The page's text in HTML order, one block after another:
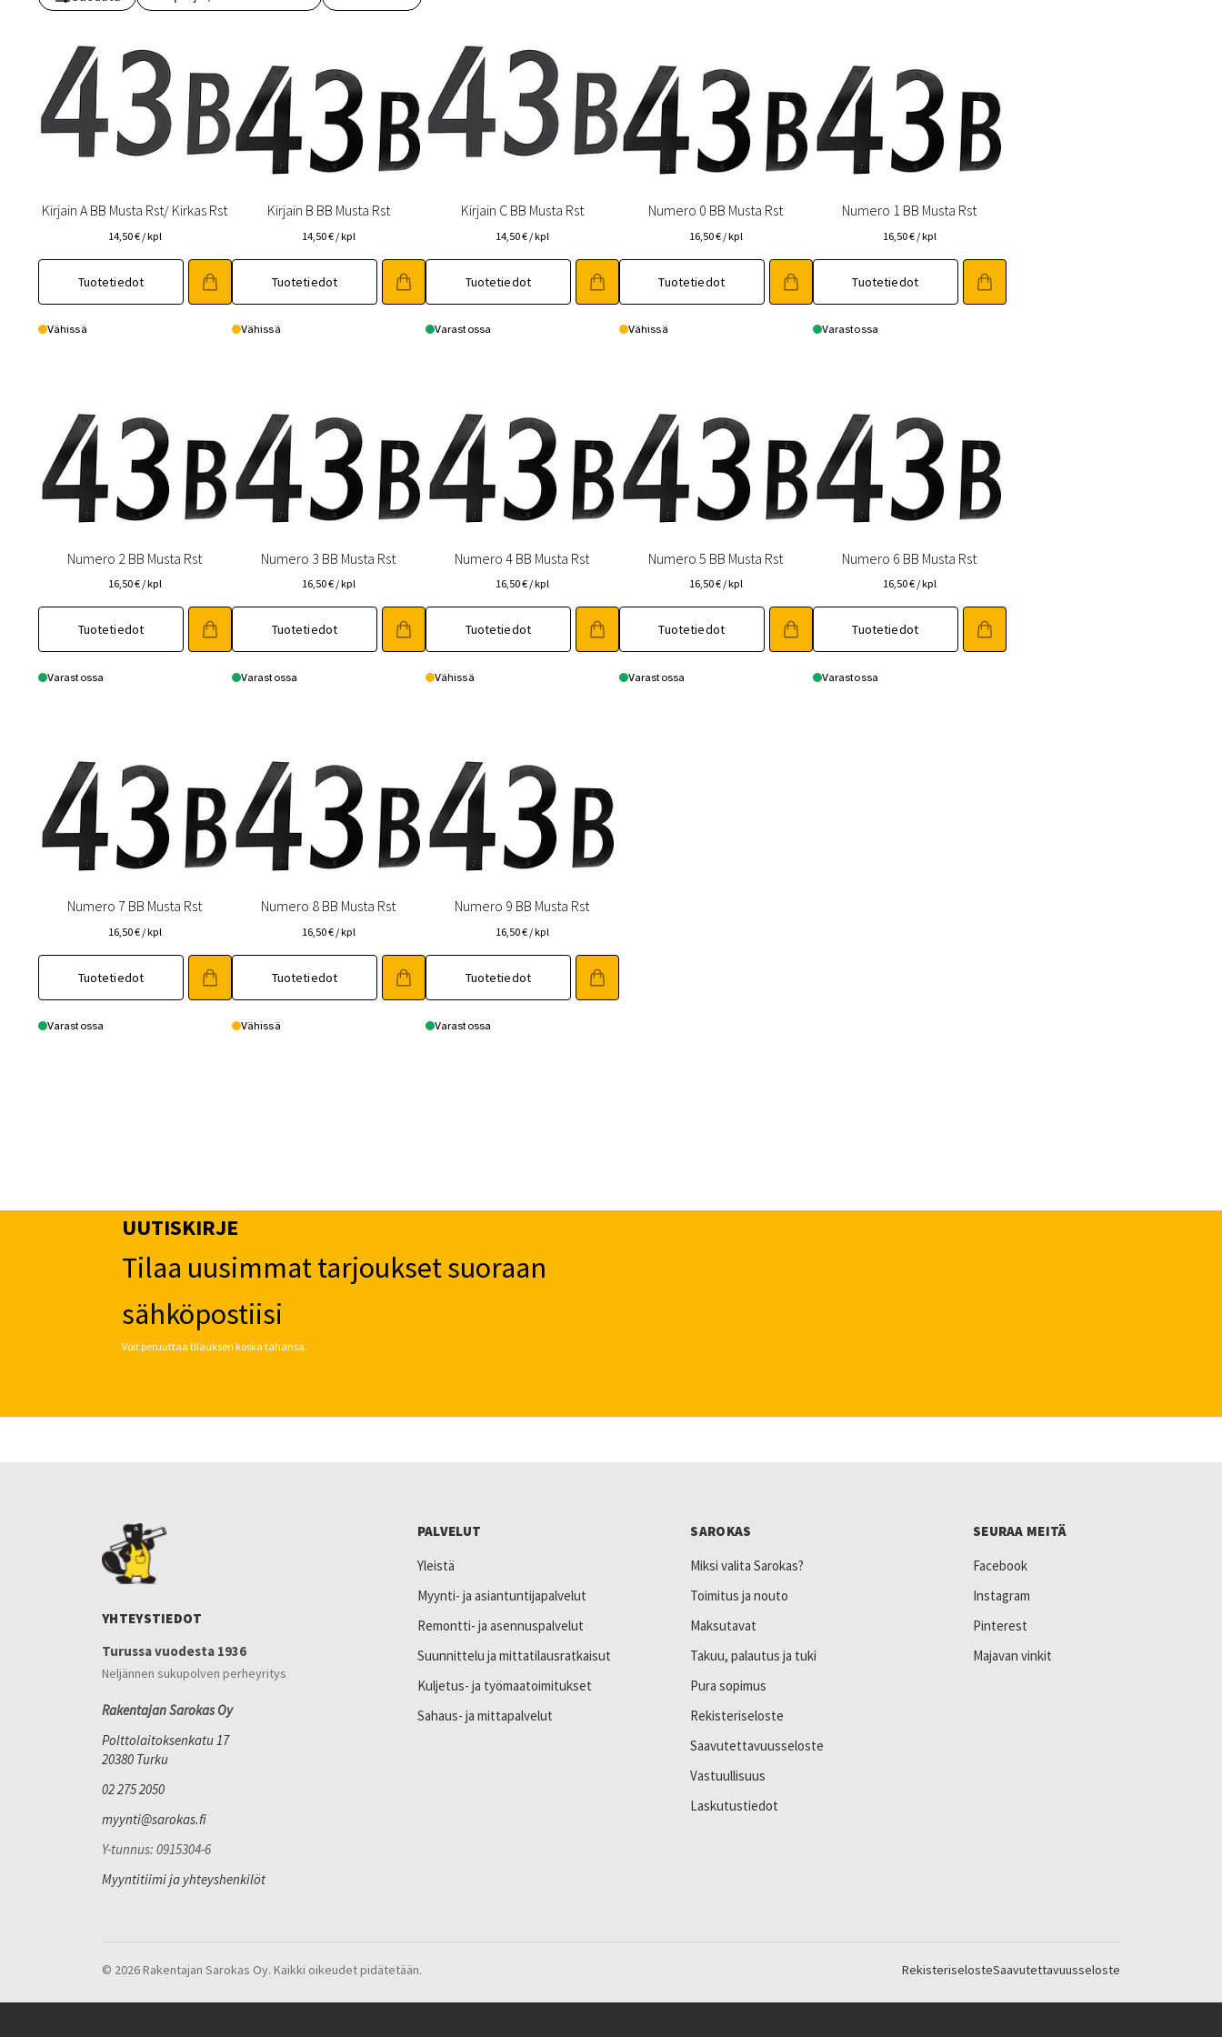
Toimitustavat- ja kulutTummuneet tai kuivat lauteet? Näin saat saunan puupinnat taas siisteiksi
Kirjain A BB Musta Rst/ Kirkas Rst
14,50€ / kpl
Tuotetiedot
Vähissä
Kirjain B BB Musta Rst
14,50€ / kpl
Tuotetiedot
Vähissä
Kirjain C BB Musta Rst
14,50€ / kpl
Tuotetiedot
Varastossa
Numero 0 BB Musta Rst
16,50€ / kpl
Tuotetiedot
Vähissä
Numero 1 BB Musta Rst
16,50€ / kpl
Tuotetiedot
Varastossa
Numero 2 BB Musta Rst
16,50€ / kpl
Tuotetiedot
Varastossa
Numero 3 BB Musta Rst
16,50€ / kpl
Tuotetiedot
Varastossa
Numero 4 BB Musta Rst
16,50€ / kpl
Tuotetiedot
Vähissä
Numero 5 BB Musta Rst
16,50€ / kpl
Tuotetiedot
Varastossa
Numero 6 BB Musta Rst
16,50€ / kpl
Tuotetiedot
Varastossa
Numero 7 BB Musta Rst
16,50€ / kpl
Tuotetiedot
Varastossa
Numero 8 BB Musta Rst
16,50€ / kpl
Tuotetiedot
Vähissä
Numero 9 BB Musta Rst
16,50€ / kpl
Tuotetiedot
Varastossa
UUTISKIRJE
Tilaa uusimmat tarjoukset suoraan
sähköpostiisi
Voit peruuttaa tilauksen koska tahansa.
YHTEYSTIEDOT
Turussa vuodesta 1936
Neljännen sukupolven perheyritys
Rakentajan Sarokas Oy
Polttolaitoksenkatu 17
20380 Turku
02 275 2050
myynti@sarokas.fi
Y-tunnus: 0915304-6
Myyntitiimi ja yhteyshenkilöt
PALVELUT
Yleistä
Myynti- ja asiantuntijapalvelut
Remontti- ja asennuspalvelut
Suunnittelu ja mittatilausratkaisut
Kuljetus- ja työmaatoimitukset
Sahaus- ja mittapalvelut
SAROKAS
Miksi valita Sarokas?
Toimitus ja nouto
Maksutavat
Takuu, palautus ja tuki
Pura sopimus
Rekisteriseloste
Saavutettavuusseloste
Vastuullisuus
Laskutustiedot
SEURAA MEITÄ
Facebook
Instagram
Pinterest
Majavan vinkit
© 2026 Rakentajan Sarokas Oy. Kaikki oikeudet pidätetään. RekisteriselosteSaavutettavuusseloste